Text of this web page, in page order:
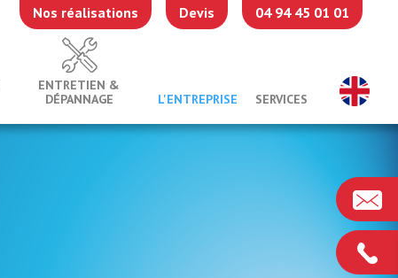
ENTRETIEN &
DÉPANNAGE
L'ENTREPRISE SERVICES
Nos réalisations Devis 04 94 45 01 01